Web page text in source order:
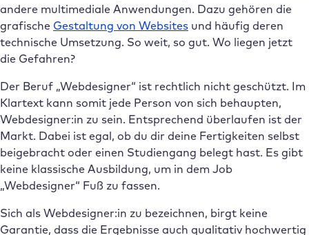
andere multimediale Anwendungen. Dazu gehören die
grafische Gestaltung von Websites und häufig deren
technische Umsetzung. So weit, so gut. Wo liegen jetzt
die Gefahren?
Der Beruf „Webdesigner“ ist rechtlich nicht geschützt. Im
Klartext kann somit jede Person von sich behaupten,
Webdesigner:in zu sein. Entsprechend überlaufen ist der
Markt. Dabei ist egal, ob du dir deine Fertigkeiten selbst
beigebracht oder einen Studiengang belegt hast. Es gibt
keine klassische Ausbildung, um in dem Job
„Webdesigner“ Fuß zu fassen.
Sich als Webdesigner:in zu bezeichnen, birgt keine
Garantie, dass die Ergebnisse auch qualitativ hochwertig